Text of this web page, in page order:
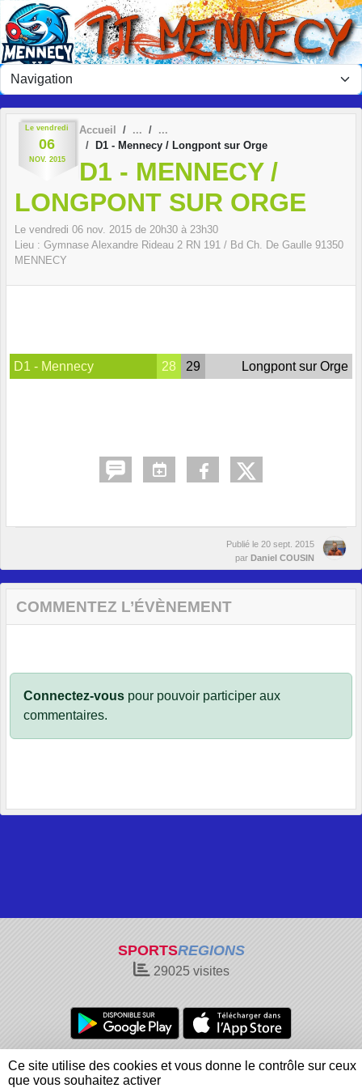
Le vendredi
06
NOV. 2015
Accueil
D1 - Mennecy / Longpont sur Orge
D1 - MENNECY /
LONGPONT SUR ORGE
Le vendredi 06 nov. 2015 de 20h30 à 23h30
Lieu : Gymnase Alexandre Rideau 2 RN 191 / Bd Ch. De Gaulle 91350
MENNECY
D1 - Mennecy 28 29 Longpont sur Orge
Publié le 20 sept. 2015
par Daniel COUSIN
COMMENTEZ L’ÉVÈNEMENT
Connectez-vous pour pouvoir participer aux
commentaires.
SPORTSREGIONS
29025visites
Charte cookies
Gestion des cookies
Informations légales
Signaler un contenu inapproprié
Panneau de gestion des cookies
Ce site utilise des cookies et vous donne le contrôle sur ceux
que vous souhaitez activer